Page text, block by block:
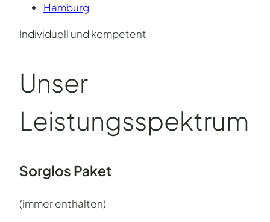
Hamburg
Individuell und kompetent
Unser
Leistungsspektrum
Sorglos Paket
(immer enthalten)